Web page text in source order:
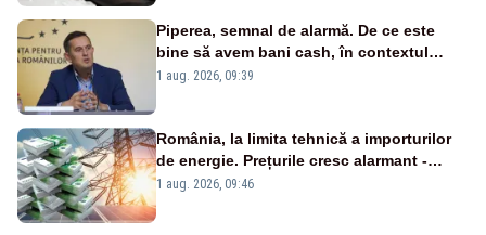
Piperea, semnal de alarmă. De ce este
bine să avem bani cash, în contextul
alertei energetice?
1 aug. 2026, 09:39
România, la limita tehnică a importurilor
de energie. Prețurile cresc alarmant -
Analiză Realitatea Plus
1 aug. 2026, 09:46